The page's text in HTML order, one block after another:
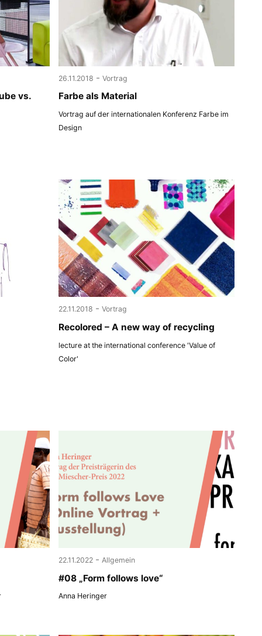
vs.
26.11.2018 - Vortrag
Farbe als Material
Vortrag auf der internationalen Konferenz Farbe im
Design
22.11.2018 - Vortrag
Recolored – A new way of recycling
lecture at the international conference 'Value of
Color'
22.11.2022 - Allgemein
#08 „Form follows love“
Anna Heringer